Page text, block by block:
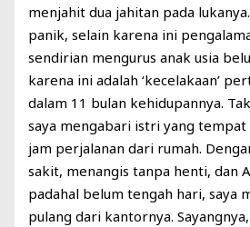
menjahit dua jahitan pada
panik, selain karena ini
sendirian mengurus anak usia
karena ini adalah ‘kecelakaan’
dalam 11 bulan kehidupannya.
saya mengabari istri yang
jam perjalanan dari rumah.
sakit, menangis tanpa henti, dan
padahal belum tengah hari, saya
pulang dari kantornya.